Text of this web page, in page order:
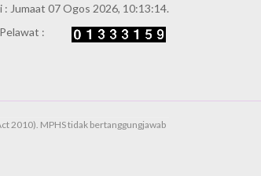
: Jumaat 07 Ogos 2026, 10:13:14.
:
2010). MPHS tidak bertanggungjawab